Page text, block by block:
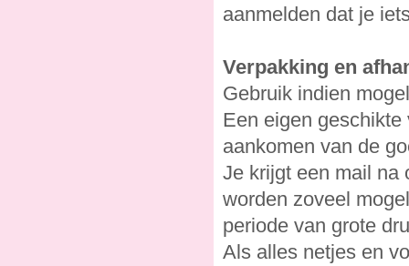
aanmelden dat je
Verpakking en
Gebruik indien
Een eigen
aankomen van de
Je krijgt een mail na
worden zoveel
periode van grote
Als alles netjes en